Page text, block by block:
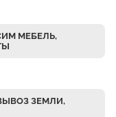
МЕБЕЛЬ,
ЗЕМЛИ,